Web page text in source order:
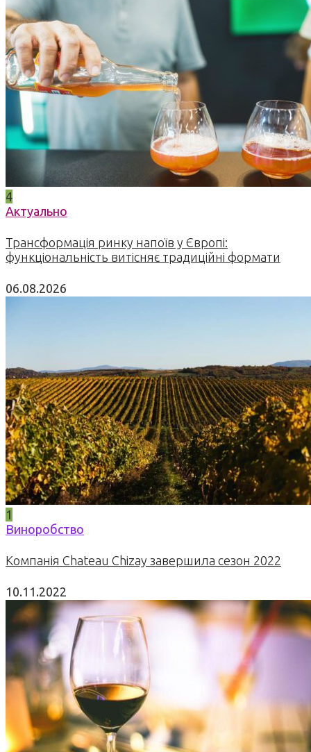
4
Актуально
Трансформація ринку напоїв у Європі:
функціональність витісняє традиційні формати
06.08.2026
1
Виноробство
Компанія Chateau Chizay завершила сезон 2022
10.11.2022